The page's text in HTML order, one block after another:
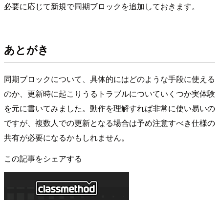
必要に応じて新規で同期ブロックを追加しておきます。
あとがき
同期ブロックについて、具体的にはどのような手段に使える
のか、更新時に起こりうるトラブルについていくつか実体験
を元に書いてみました。動作を理解すれば非常に使い易いの
ですが、複数人での更新となる場合は予め注意すべき仕様の
共有が必要になるかもしれません。
この記事をシェアする